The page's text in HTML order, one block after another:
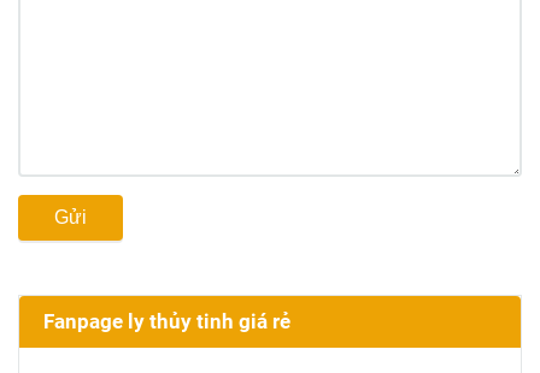
Gửi
Fanpage ly thủy tinh giá rẻ